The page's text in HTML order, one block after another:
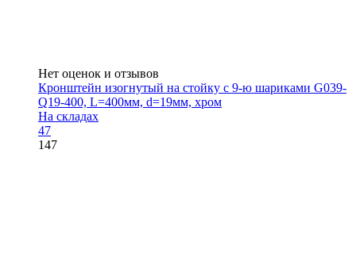
Нет оценок и отзывов
Кронштейн изогнутый на стойку с 9-ю шариками G039-
Q19-400, L=400мм, d=19мм, хром
На складах
47
147